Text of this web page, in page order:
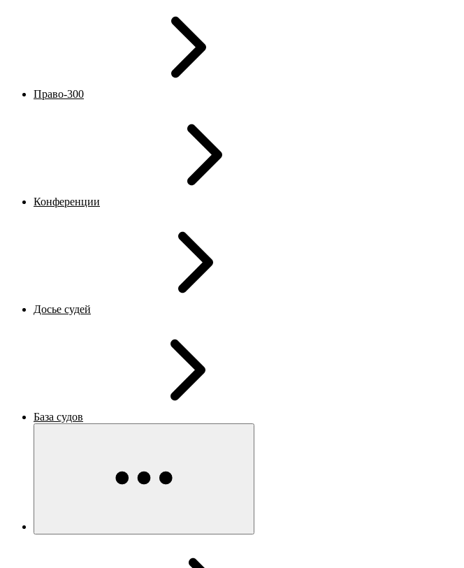
Право-300
Конференции
Досье судей
База судов